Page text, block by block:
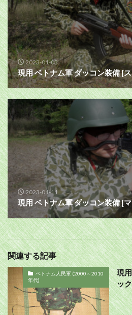
2023-01-03
現用 ベトナム軍 ダッコン装備 [
2023-01-11
現用 ベトナム軍 ダッコン装備 [
関連する記事
ベトナム人民軍 (2000～2010
年代)
現
ッ